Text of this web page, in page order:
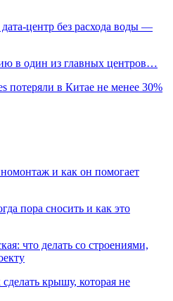
центр без расхода воды —
в один из главных центров…
потеряли в Китае не менее 30%
и как он помогает
пора сносить и как это
что делать со строениями,
крышу, которая не